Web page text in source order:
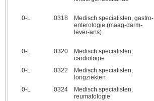
0‑L 0318
Medisch specialisten, gastro-
enterologie (maag-darm-
lever-arts)
0‑L 0320
Medisch specialisten,
cardiologie
0‑L
0322
Medisch specialisten,
longziekten
0‑L
0324
Medisch specialisten,
reumatologie